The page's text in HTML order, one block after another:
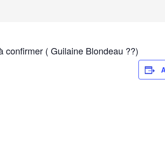
confirmer ( Guilaine Blondeau ??)